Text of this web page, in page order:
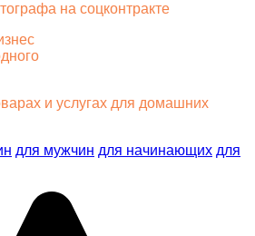
на соцконтракте
и услугах для домашних
для мужчин для начинающих для